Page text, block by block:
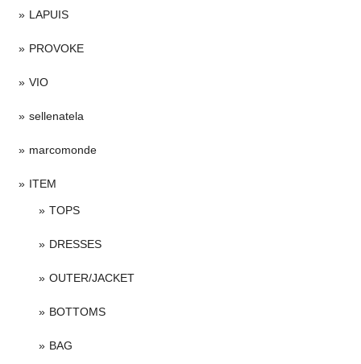
LAPUIS
PROVOKE
VIO
sellenatela
marcomonde
ITEM
TOPS
DRESSES
OUTER/JACKET
BOTTOMS
BAG